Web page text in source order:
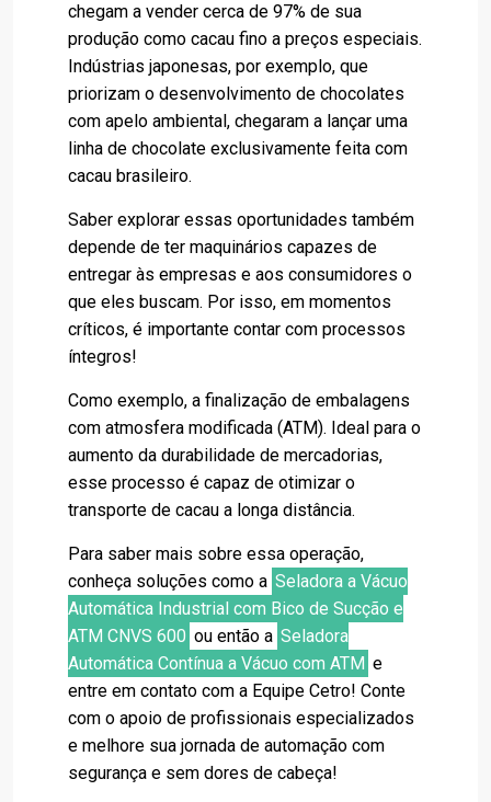
chegam a vender cerca de 97% de sua
produção como cacau fino a preços especiais.
Indústrias japonesas, por exemplo, que
priorizam o desenvolvimento de chocolates
com apelo ambiental, chegaram a lançar uma
linha de chocolate exclusivamente feita com
cacau brasileiro.
Saber explorar essas oportunidades também
depende de ter maquinários capazes de
entregar às empresas e aos consumidores o
que eles buscam. Por isso, em momentos
críticos, é importante contar com processos
íntegros!
Como exemplo, a finalização de embalagens
com atmosfera modificada (ATM). Ideal para o
aumento da durabilidade de mercadorias,
esse processo é capaz de otimizar o
transporte de cacau a longa distância.
Para saber mais sobre essa operação,
conheça soluções como a Seladora a Vácuo
Automática Industrial com Bico de Sucção e
ATM CNVS 600 ou então a Seladora
Automática Contínua a Vácuo com ATM e
entre em contato com a Equipe Cetro! Conte
com o apoio de profissionais especializados
e melhore sua jornada de automação com
segurança e sem dores de cabeça!